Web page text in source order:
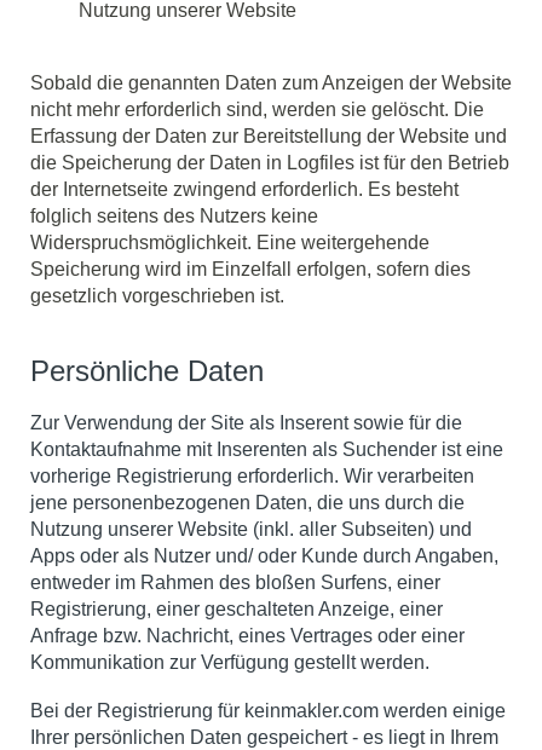
Nutzung unserer Website
Sobald die genannten Daten zum Anzeigen der Website
nicht mehr erforderlich sind, werden sie gelöscht. Die
Erfassung der Daten zur Bereitstellung der Website und
die Speicherung der Daten in Logfiles ist für den Betrieb
der Internetseite zwingend erforderlich. Es besteht
folglich seitens des Nutzers keine
Widerspruchsmöglichkeit. Eine weitergehende
Speicherung wird im Einzelfall erfolgen, sofern dies
gesetzlich vorgeschrieben ist.
Persönliche Daten
Zur Verwendung der Site als Inserent sowie für die
Kontaktaufnahme mit Inserenten als Suchender ist eine
vorherige Registrierung erforderlich. Wir verarbeiten
jene personenbezogenen Daten, die uns durch die
Nutzung unserer Website (inkl. aller Subseiten) und
Apps oder als Nutzer und/ oder Kunde durch Angaben,
entweder im Rahmen des bloßen Surfens, einer
Registrierung, einer geschalteten Anzeige, einer
Anfrage bzw. Nachricht, eines Vertrages oder einer
Kommunikation zur Verfügung gestellt werden.
Bei der Registrierung für keinmakler.com werden einige
Ihrer persönlichen Daten gespeichert - es liegt in Ihrem